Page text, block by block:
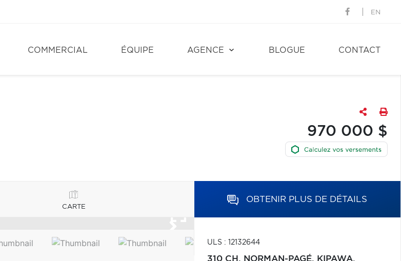
EN
COMMERCIAL ÉQUIPE AGENCE BLOGUE CONTACT
970 000 $
CARTE
OBTENIR PLUS DE DÉTAILS
ULS : 12132644
310 CH. NORMAN-PAGÉ, KIPAWA,